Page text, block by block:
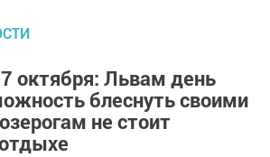
октября: Львам день
блеснуть своими
не стоит